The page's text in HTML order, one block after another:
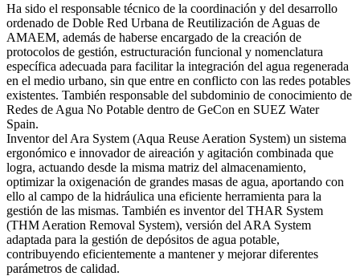
Ha sido el responsable técnico de la coordinación y del desarrollo
ordenado de Doble Red Urbana de Reutilización de Aguas de
AMAEM, además de haberse encargado de la creación de
protocolos de gestión, estructuración funcional y nomenclatura
específica adecuada para facilitar la integración del agua regenerada
en el medio urbano, sin que entre en conflicto con las redes potables
existentes. También responsable del subdominio de conocimiento de
Redes de Agua No Potable dentro de GeCon en SUEZ Water
Spain.
Inventor del Ara System (Aqua Reuse Aeration System) un sistema
ergonómico e innovador de aireación y agitación combinada que
logra, actuando desde la misma matriz del almacenamiento,
optimizar la oxigenación de grandes masas de agua, aportando con
ello al campo de la hidráulica una eficiente herramienta para la
gestión de las mismas. También es inventor del THAR System
(THM Aeration Removal System), versión del ARA System
adaptada para la gestión de depósitos de agua potable,
contribuyendo eficientemente a mantener y mejorar diferentes
parámetros de calidad.